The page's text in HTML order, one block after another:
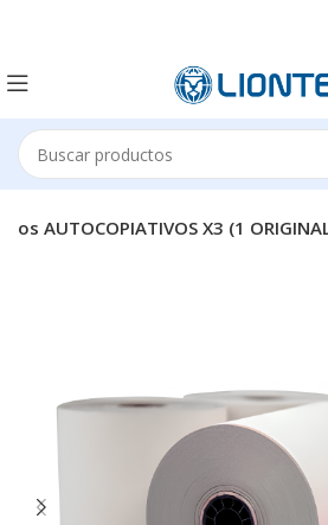
AUTOCOPIATIVOS X3 (1